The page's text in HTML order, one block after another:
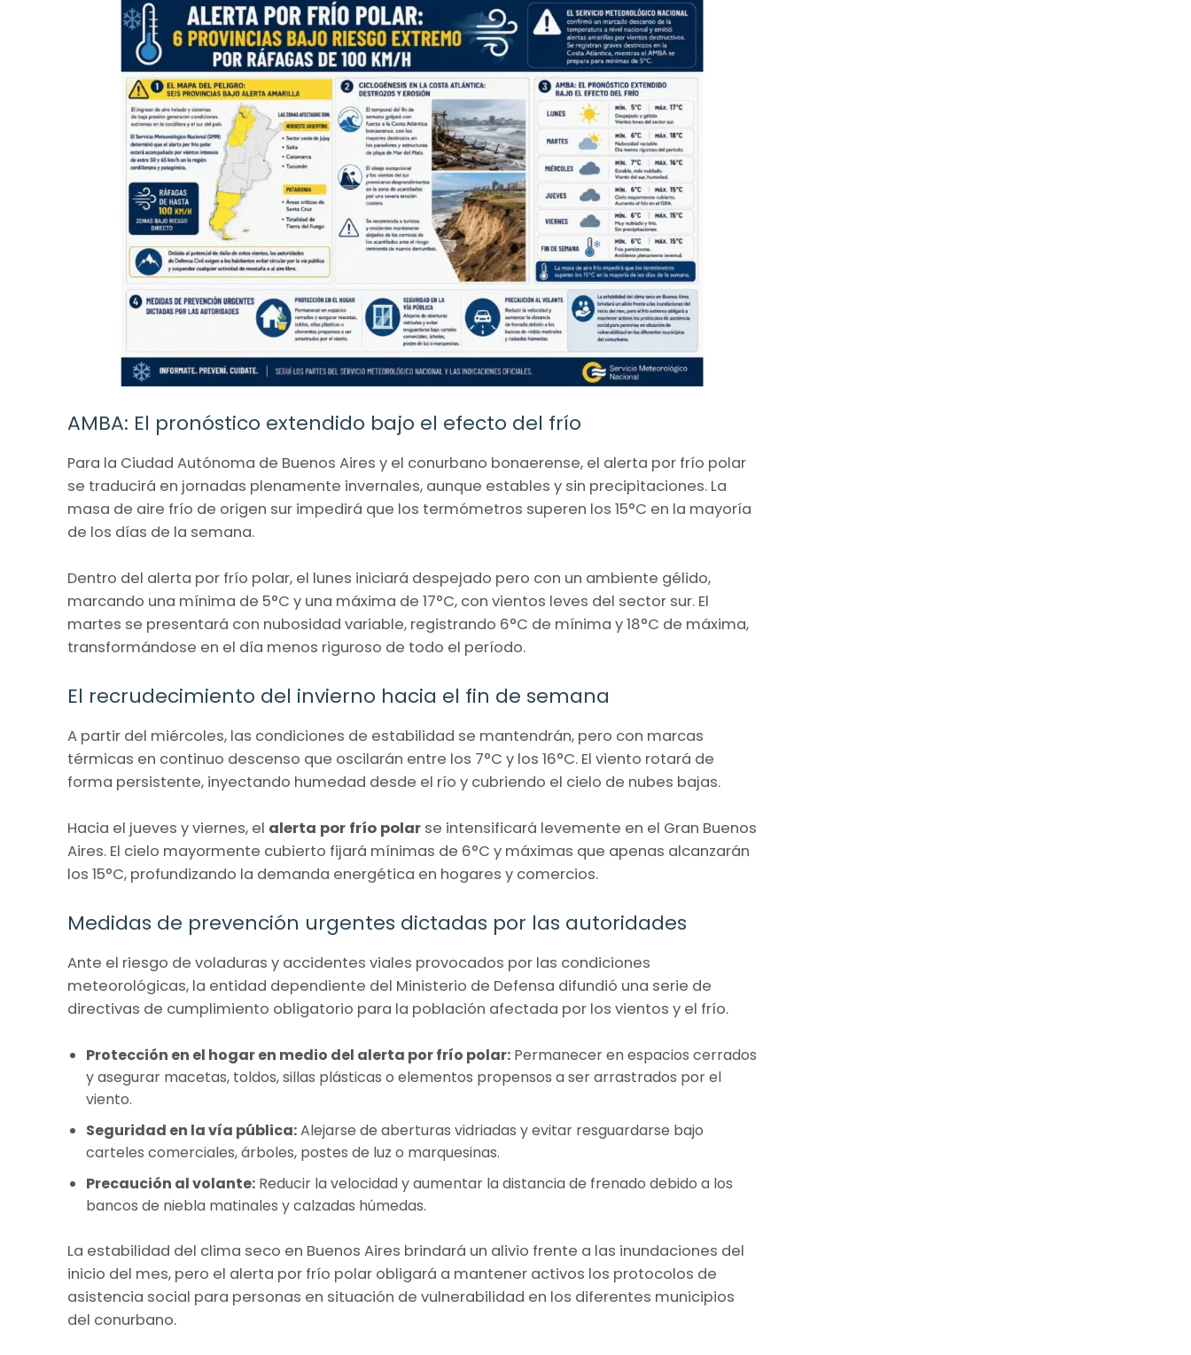
AMBA: El pronóstico extendido bajo el efecto del frío
Para la Ciudad Autónoma de Buenos Aires y el conurbano bonaerense, el alerta por frío polar
se traducirá en jornadas plenamente invernales, aunque estables y sin precipitaciones. La
masa de aire frío de origen sur impedirá que los termómetros superen los 15°C en la mayoría
de los días de la semana.
Dentro del alerta por frío polar, el lunes iniciará despejado pero con un ambiente gélido,
marcando una mínima de 5°C y una máxima de 17°C, con vientos leves del sector sur. El
martes se presentará con nubosidad variable, registrando 6°C de mínima y 18°C de máxima,
transformándose en el día menos riguroso de todo el período.
El recrudecimiento del invierno hacia el fin de semana
A partir del miércoles, las condiciones de estabilidad se mantendrán, pero con marcas
térmicas en continuo descenso que oscilarán entre los 7°C y los 16°C. El viento rotará de
forma persistente, inyectando humedad desde el río y cubriendo el cielo de nubes bajas.
Hacia el jueves y viernes, el alerta por frío polar se intensificará levemente en el Gran Buenos
Aires. El cielo mayormente cubierto fijará mínimas de 6°C y máximas que apenas alcanzarán
los 15°C, profundizando la demanda energética en hogares y comercios.
Medidas de prevención urgentes dictadas por las autoridades
Ante el riesgo de voladuras y accidentes viales provocados por las condiciones
meteorológicas, la entidad dependiente del Ministerio de Defensa difundió una serie de
directivas de cumplimiento obligatorio para la población afectada por los vientos y el frío.
Protección en el hogar en medio del alerta por frío polar: Permanecer en espacios cerrados
y asegurar macetas, toldos, sillas plásticas o elementos propensos a ser arrastrados por el
viento.
Seguridad en la vía pública:Alejarse de aberturas vidriadas y evitar resguardarse bajo
carteles comerciales, árboles, postes de luz o marquesinas.
Precaución al volante: Reducir la velocidad y aumentar la distancia de frenado debido a los
bancos de niebla matinales y calzadas húmedas.
La estabilidad del clima seco en Buenos Aires brindará un alivio frente a las inundaciones del
inicio del mes, pero el alerta por frío polar obligará a mantener activos los protocolos de
asistencia social para personas en situación de vulnerabilidad en los diferentes municipios
del conurbano.